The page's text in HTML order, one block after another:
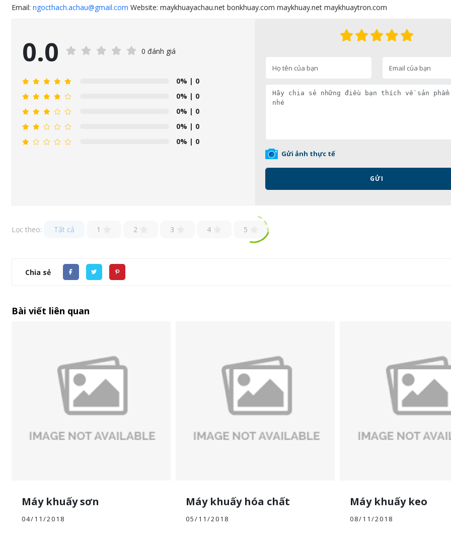
Email: ngocthach.achau@gmail.com Website: maykhuayachau.net bonkhuay.com maykhuay.net maykhuaytron.com
0.0 0 đánh giá
0% | 0
0% | 0
0% | 0
0% | 0
0% | 0
Gửi ảnh thực tế
GỬI
Lọc theo: Tất cả 1 2 3 4 5
Chia sẻ
Bài viết liên quan
Máy khuấy sơn
04/11/2018
Máy khuấy hóa chất
05/11/2018
Máy khuấy keo
08/11/2018